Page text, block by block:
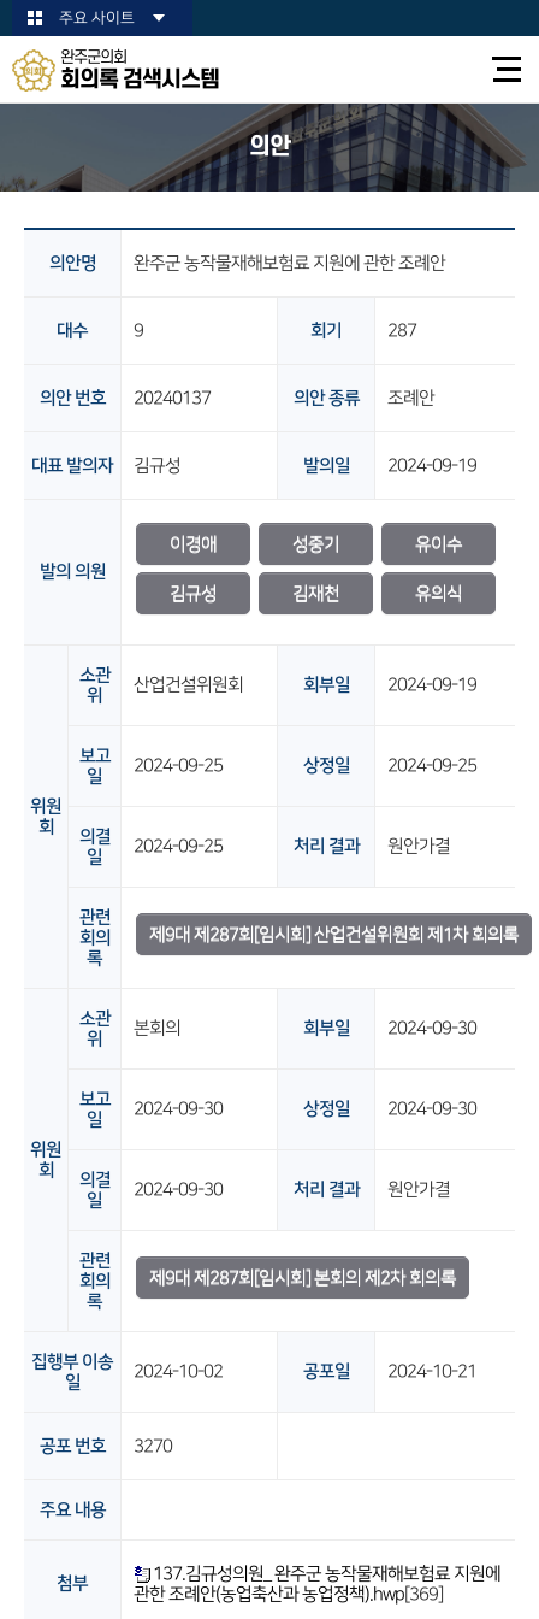
본문바로가기주요 사이트
완주군의회
회의록 검색시스템
의안
의안명 완주군 농작물재해보험료 지원에 관한 조례안
대수 9 회기 287
의안 번호 20240137 의안 종류 조례안
대표 발의자 김규성 발의일 2024-09-19
발의 의원
이경애 성중기 유이수
김규성 김재천 유의식
위원
회
소관
위
산업건설위원회 회부일 2024-09-19
보고
일
2024-09-25 상정일 2024-09-25
의결
일
2024-09-25 처리 결과 원안가결
관련
회의
록
제9대 제287회[임시회] 산업건설위원회 제1차 회의록
위원
회
소관
위
본회의 회부일 2024-09-30
보고
일
2024-09-30 상정일 2024-09-30
의결
일
2024-09-30 처리 결과 원안가결
관련
회의
록
제9대 제287회[임시회] 본회의 제2차 회의록
집행부 이송
일
2024-10-02 공포일 2024-10-21
공포 번호 3270
주요 내용
첨부
137.김규성의원_ 완주군 농작물재해보험료 지원에
관한 조례안(농업축산과 농업정책).hwp[369]